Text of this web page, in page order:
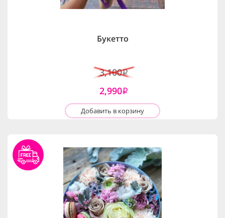
Букетто
3,100i
2,990i
Добавить в корзину